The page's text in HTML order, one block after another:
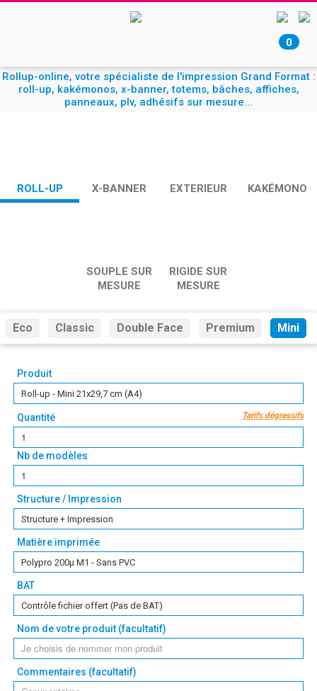
0
Rollup-online, votre spécialiste de l'impression Grand Format :
roll-up, kakémonos, x-banner, totems, bâches, affiches,
panneaux, plv, adhésifs sur mesure...
ROLL-UP X-BANNER EXTERIEUR KAKÉMONO
SOUPLE SUR
MESURE
RIGIDE SUR
MESURE
Eco Classic Double Face Premium Mini
Produit
Roll-up - Mini 21x29,7 cm (A4)
Quantité Tarifs dégressifs
Nb de modèles
Structure / Impression
Structure + Impression
Matière imprimée
Polypro 200µ M1 - Sans PVC
BAT
Contrôle fichier offert (Pas de BAT)
Nom de votre produit (facultatif)
Commentaires (facultatif)